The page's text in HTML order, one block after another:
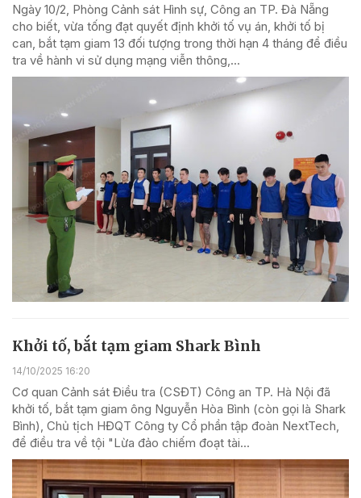
Ngày 10/2, Phòng Cảnh sát Hình sự, Công an TP. Đà Nẵng
cho biết, vừa tống đạt quyết định khởi tố vụ án, khởi tố bị
can, bắt tạm giam 13 đối tượng trong thời hạn 4 tháng để điều
tra về hành vi sử dụng mạng viễn thông,...
Khởi tố, bắt tạm giam Shark Bình
14/10/2025 16:20
Cơ quan Cảnh sát Điều tra (CSĐT) Công an TP. Hà Nội đã
khởi tố, bắt tạm giam ông Nguyễn Hòa Bình (còn gọi là Shark
Bình), Chủ tịch HĐQT Công ty Cổ phần tập đoàn NextTech,
để điều tra về tội "Lừa đảo chiếm đoạt tài...